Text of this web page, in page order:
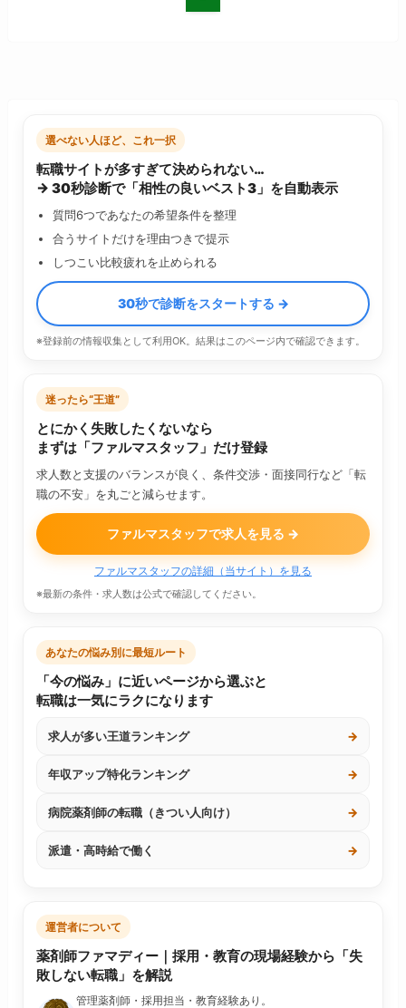
選べない人ほど、これ一択
転職サイトが多すぎて決められない…
→ 30秒診断で「相性の良いベスト3」を自動表示
質問6つであなたの希望条件を整理
合うサイトだけを理由つきで提示
しつこい比較疲れを止められる
30秒で診断をスタートする →
※登録前の情報収集として利用OK。結果はこのページ内で確認できます。
迷ったら“王道”
とにかく失敗したくないなら
まずは「ファルマスタッフ」だけ登録
求人数と支援のバランスが良く、条件交渉・面接同行など「転
職の不安」を丸ごと減らせます。
ファルマスタッフで求人を見る →
ファルマスタッフの詳細（当サイト）を見る
※最新の条件・求人数は公式で確認してください。
あなたの悩み別に最短ルート
「今の悩み」に近いページから選ぶと
転職は一気にラクになります
求人が多い王道ランキング →
年収アップ特化ランキング →
病院薬剤師の転職（きつい人向け） →
派遣・高時給で働く →
運営者について
薬剤師ファマディー｜採用・教育の現場経験から「失
敗しない転職」を解説
管理薬剤師・採用担当・教育経験あり。